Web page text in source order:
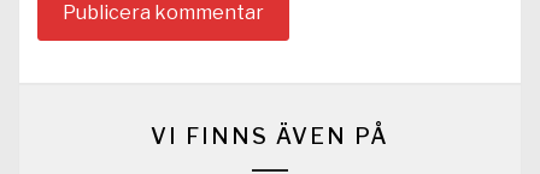
VI FINNS ÄVEN PÅ